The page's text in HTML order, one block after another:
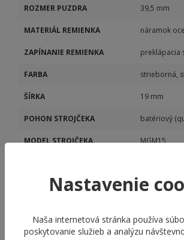
ROZMER PUZDRA 39,5 mm
MATERIÁL REMIENKA náramok
ZAPÍNANIE REMIENKA preklápacia
FARBA strieborná,
ŠÍRKA 19 mm
POHON STROJČEKA batériový
MODEL STROJČEKA MGM15
Áno
Nastavenie
Naša internetová stránka používa
poskytovanie služieb a analýzu